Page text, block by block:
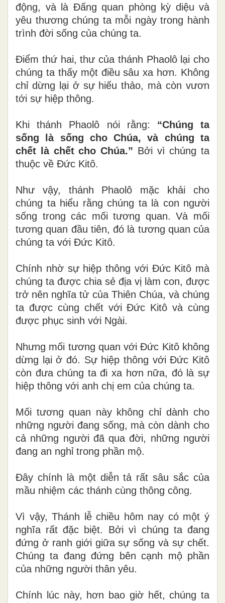
động, và là Đấng quan phòng kỳ diệu và
yêu thương chúng ta mỗi ngày trong hành
trình đời sống của chúng ta.
Điểm thứ hai, thư của thánh Phaolô lại cho
chúng ta thấy một điều sâu xa hơn. Không
chỉ dừng lại ở sự hiếu thảo, mà còn vươn
tới sự hiệp thông.
Khi thánh Phaolô nói rằng: “Chúng ta
sống là sống cho Chúa, và chúng ta
chết là chết cho Chúa.” Bởi vì chúng ta
thuộc về Đức Kitô.
Như vậy, thánh Phaolô mặc khải cho
chúng ta hiểu rằng chúng ta là con người
sống trong các mối tương quan. Và mối
tương quan đầu tiên, đó là tương quan của
chúng ta với Đức Kitô.
Chính nhờ sự hiệp thông với Đức Kitô mà
chúng ta được chia sẻ địa vị làm con, được
trở nên nghĩa tử của Thiên Chúa, và chúng
ta được cùng chết với Đức Kitô và cùng
được phục sinh với Ngài.
Nhưng mối tương quan với Đức Kitô không
dừng lại ở đó. Sự hiệp thông với Đức Kitô
còn đưa chúng ta đi xa hơn nữa, đó là sự
hiệp thông với anh chị em của chúng ta.
Mối tương quan này không chỉ dành cho
những người đang sống, mà còn dành cho
cả những người đã qua đời, những người
đang an nghỉ trong phần mộ.
Đây chính là một diễn tả rất sâu sắc của
mầu nhiệm các thánh cùng thông công.
Vì vậy, Thánh lễ chiều hôm nay có một ý
nghĩa rất đặc biệt. Bởi vì chúng ta đang
đứng ở ranh giới giữa sự sống và sự chết.
Chúng ta đang đứng bên cạnh mộ phần
của những người thân yêu.
Chính lúc này, hơn bao giờ hết, chúng ta